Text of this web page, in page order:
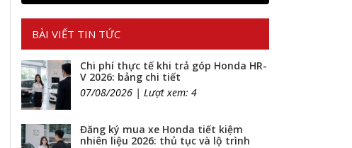
BÀI VIẾT TIN TỨC
Chi phí thực tế khi trả góp Honda HR-
V 2026: bảng chi tiết
07/08/2026 | Lượt xem: 4
Đăng ký mua xe Honda tiết kiệm
nhiên liệu 2026: thủ tục và lộ trình